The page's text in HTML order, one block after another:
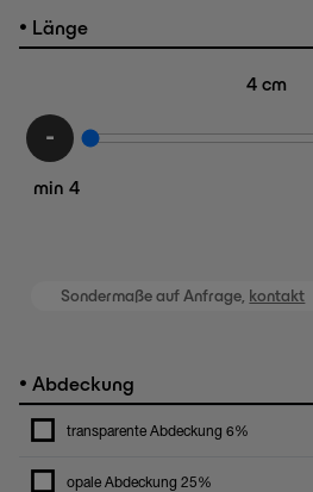
• Länge
4 cm
min 4
-
Sondermaße auf Anfrage, kontakt
• Abdeckung
transparente Abdeckung 6%
opale Abdeckung 25%